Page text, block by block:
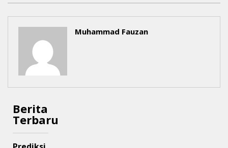
Muhammad Fauzan
Berita
Terbaru